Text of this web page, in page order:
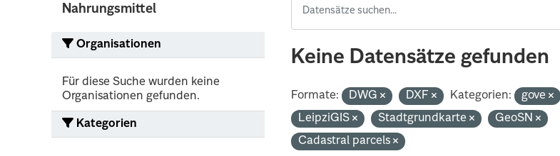
Nahrungsmittel
Organisationen
Für diese Suche wurden keine
Organisationen gefunden.
Kategorien
Keine Datensätze gefunden
Formate: DWG DXF Kategorien: gove
LeipziGIS
Stadtgrundkarte
GeoSN
Cadastral parcels